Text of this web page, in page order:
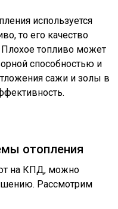
используется
то его качество
топливо может
способностью и
сажи и золы в
отопления
на КПД, можно
Рассмотрим